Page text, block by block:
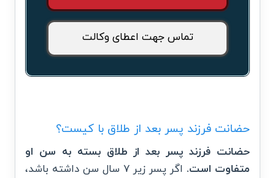
تماس جهت اعطای وکالت
حضانت فرزند پسر بعد از طلاق با کیست؟
حضانت فرزند پسر بعد از طلاق بسته به سن او
متفاوت است.
اگر پسر زیر ۷ سال سن داشته باشد،